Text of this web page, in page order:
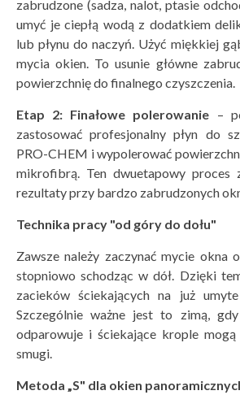
zabrudzone (sadza, nalot, ptasie
umyć je ciepłą wodą z dodatkiem
lub płynu do naczyń. Użyć miękkiej
mycia okien. To usunie główne
powierzchnię do finalnego czyszczenia.
Etap 2: Finałowe polerowanie –
zastosować profesjonalny płyn do
PRO-CHEM i wypolerować
mikrofibrą. Ten dwuetapowy proces
rezultaty przy bardzo zabrudzonych
Technika pracy "od góry do dołu"
Zawsze należy zaczynać mycie okna
stopniowo schodząc w dół. Dzięki
zacieków ściekających na już
Szczególnie ważne jest to zimą,
odparowuje i ściekające krople mogą
smugi.
Metoda „S" dla okien